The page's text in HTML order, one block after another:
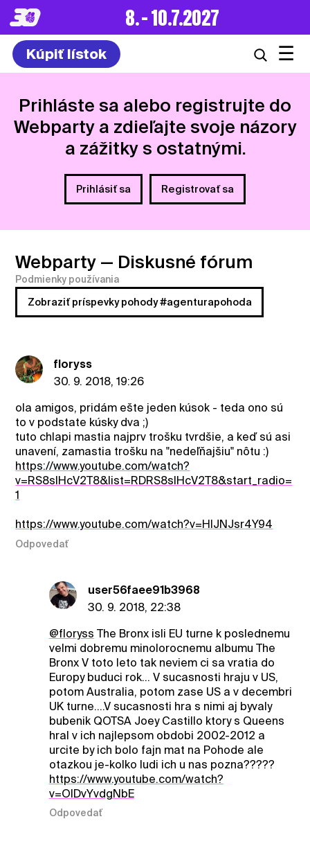
8. – 10.7.2027
Kúpiť lístok ☰
Prihláste sa alebo registrujte do
Webparty a zdieľajte svoje názory
a zážitky s ostatnými.
Prihlásiť sa Registrovať sa
Webparty — Diskusné fórum
Podmienky používania
Zobraziť príspevky pohody #agenturapohoda
floryss
30. 9. 2018, 19:26
ola amigos, pridám ešte jeden kúsok - teda ono sú
to v podstate kúsky dva ;)
tuto chlapi mastia najprv trošku tvrdšie, a keď sú asi
unavení, zamastia trošku na "nedeľňajšiu" nôtu :)
https://www.youtube.com/watch?
v=RS8slHcV2T8&list=RDRS8slHcV2T8&start_radio=
1
https://www.youtube.com/watch?v=HIJNJsr4Y94
Odpovedať
user56faee91b3968
30. 9. 2018, 22:38
@floryss The Bronx isli EU turne k poslednemu
velmi dobremu minolorocnemu albumu The
Bronx V toto leto tak neviem ci sa vratia do
Europy buduci rok... V sucasnosti hraju v US,
potom Australia, potom zase US a v decembri
UK turne....V sucasnosti hra s nimi aj byvaly
bubenik QOTSA Joey Castillo ktory s Queens
hral v ich najlepsom obdobi 2002-2012 a
urcite by ich bolo fajn mat na Pohode ale
otazkou je-kolko ludi ich u nas pozna?????
https://www.youtube.com/watch?
v=OIDvYvdgNbE
Odpovedať